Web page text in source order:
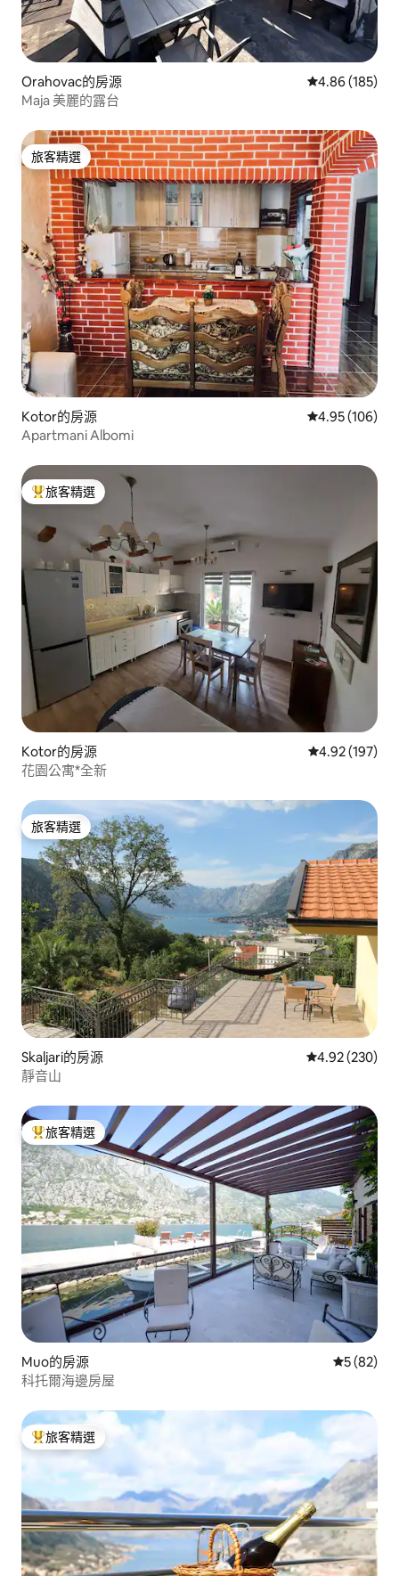
Orahovac的房源 從 185 則評價
4.86 (185)
Maja 美麗的露台
旅客精選
旅客精選
Kotor的房源 從 106 則評價
4.95 (106)
Apartmani Albomi
旅客精選榜首
旅客精選
Kotor的房源 從 197 則評價
4.92 (197)
花園公寓*全新
旅客精選
旅客精選
Skaljari的房源 從 230 則評價
4.92 (230)
靜音山
旅客精選榜首
旅客精選
Muo的房源 從 82 則評
5 (82)
科托爾海邊房屋
旅客精選榜首
旅客精選